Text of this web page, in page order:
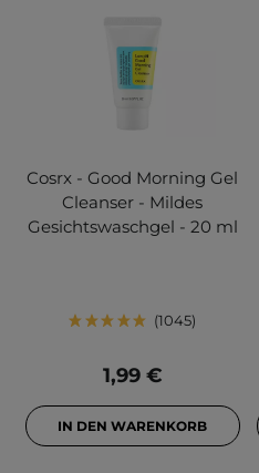
Cosrx - Good Morning Gel
Cleanser - Mildes
Gesichtswaschgel - 20 ml
1045
1,99 €
IN DEN WARENKORB